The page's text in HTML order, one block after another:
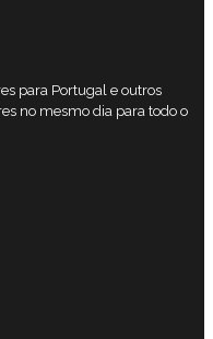
para Portugal e outros
no mesmo dia para todo o